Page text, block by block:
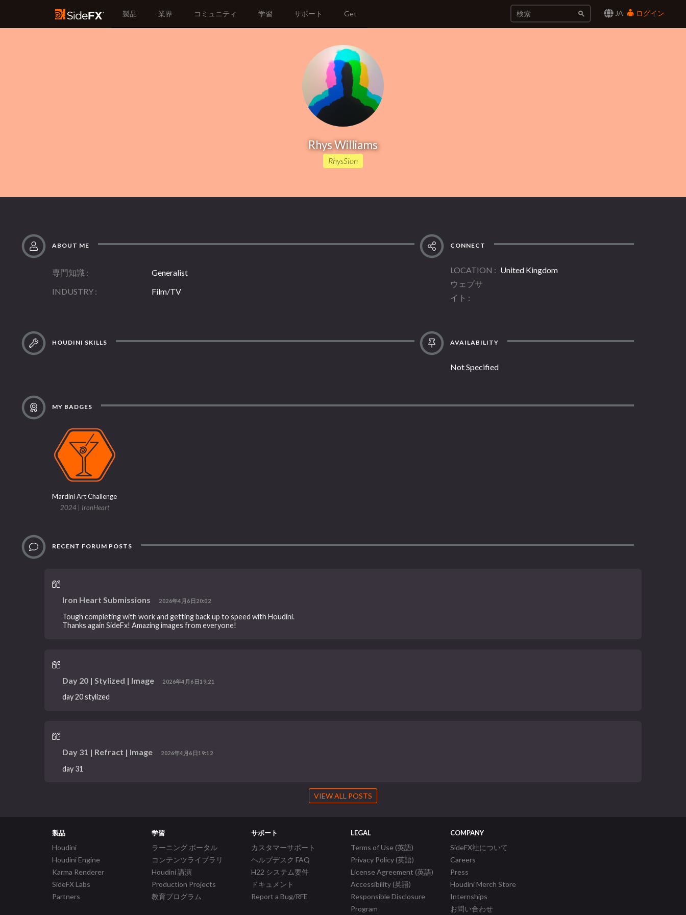
JA ログイン
製品 業界 コミュニティ 学習 サポート Get
Rhys Williams
RhysSion
ABOUT ME
専門知識
Generalist
INDUSTRY
Film/TV
CONNECT
LOCATION
United Kingdom
ウェブサ
イト
HOUDINI SKILLS AVAILABILITY
Not Specified
MY BADGES
Mardini Art Challenge
2024 | IronHeart
RECENT FORUM POSTS
Iron Heart Submissions 2026年4月6日20:02
Tough completing with work and getting back up to speed with Houdini.
Thanks again SideFx! Amazing images from everyone!
Day 20 | Stylized | Image 2026年4月6日19:21
day 20 stylized
Day 31 | Refract | Image 2026年4月6日19:12
day 31
VIEW ALL POSTS
製品
Houdini
Houdini Engine
Karma Renderer
SideFX Labs
Partners
学習
ラーニング ポータル
コンテンツライブラリ
Houdini 講演
Production Projects
教育プログラム
サポート
カスタマーサポート
ヘルプデスク FAQ
H22 システム要件
ドキュメント
Report a Bug/RFE
LEGAL
Terms of Use (英語)
Privacy Policy (英語)
License Agreement (英語)
Accessibility (英語)
Responsible Disclosure
Program
COMPANY
SideFX社について
Careers
Press
Houdini Merch Store
Internships
お問い合わせ